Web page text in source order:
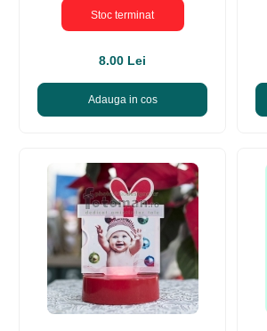
Stoc terminat
8.00 Lei
Adauga in cos